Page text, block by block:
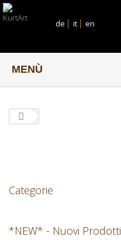
de it en
MENÙ
Categorie
*NEW* - Nuovi Prodotti